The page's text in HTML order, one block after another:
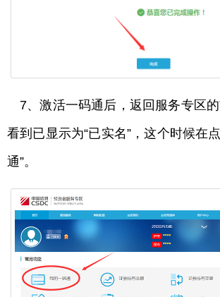
7、激活一码通后，返回服务专区
看到已显示为“已实名”，这个时候在
通”。